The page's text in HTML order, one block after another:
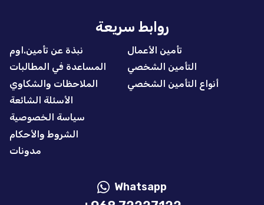
روابط سريعة
نبذة عن تأمين.اوم
المساعدة في المطالبات
الملاحظات والشكاوي
تأمين الأعمال
التأمين الشخصي
أنواع التأمين الشخصي
الأسئلة الشائعة
سياسة الخصوصية
الشروط والأحكام
مدونات
Whatsapp